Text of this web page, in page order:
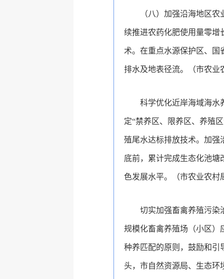
（八）加强沿海地区
续推进农药化肥使用量零增
术。在重点水源保护区、国
排水及地表径流。（市农业
科学优化近岸海域海水
定“禁养区、限养区、养殖
殖尾水达标排放技术。加强
底前，累计完成生态化池塘
色发展水平。（市农业农村
切实加强畜禽养殖污染
规模化畜禽养殖场（小区）
种养匹配的原则，鼓励和引
头，市自然资源局、生态环